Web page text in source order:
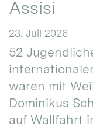
Assisi
23. Juli 2026
52
waren mit
Dominikus
auf Wallfahrt